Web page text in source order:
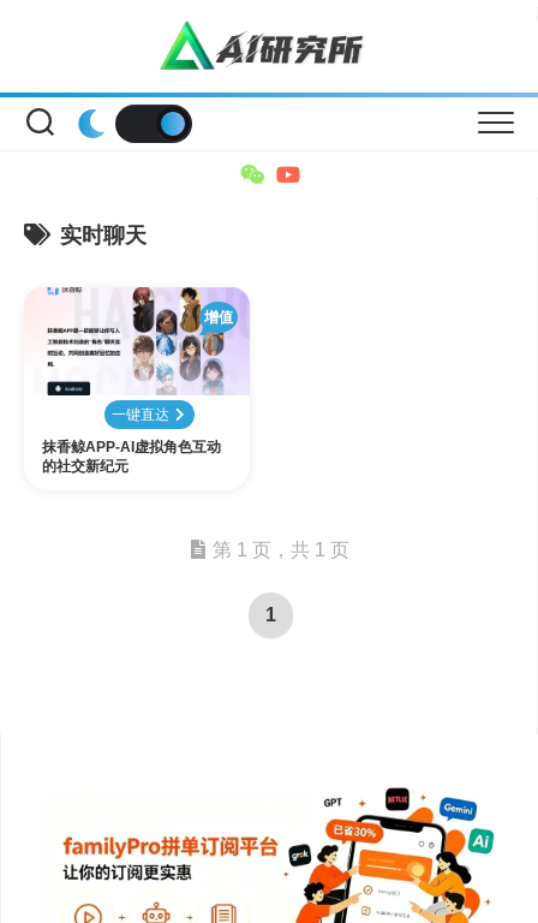
实时聊天
增值
一键直达
抹香鲸APP-AI虚拟角色互动
的社交新纪元
第 1 页，共 1 页
1